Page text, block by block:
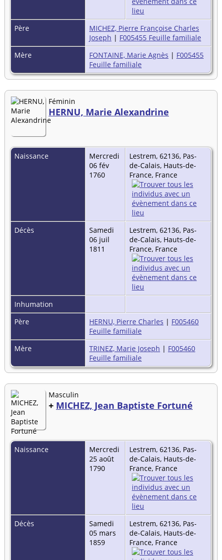
Père
MICHEZ, Pierre Françoise Charles
Joseph | F005455 Feuille familiale
Mère
FONTAINE, Marie Agnès | F005455
Feuille familiale
Féminin
HERNU, Marie Alexandrine
Naissance
Mercredi
06 fév
1760
Lestrem, 62136, Pas-
de-Calais, Hauts-de-
France, France
Décès
Samedi
06 juil
1811
Lestrem, 62136, Pas-
de-Calais, Hauts-de-
France, France
Inhumation
Père
HERNU, Pierre Charles | F005460
Feuille familiale
Mère
TRINEZ, Marie Joseph | F005460
Feuille familiale
Masculin
+ MICHEZ, Jean Baptiste Fortuné
Naissance
Mercredi
25 août
1790
Lestrem, 62136, Pas-
de-Calais, Hauts-de-
France, France
Décès
Samedi
05 mars
1859
Lestrem, 62136, Pas-
de-Calais, Hauts-de-
France, France